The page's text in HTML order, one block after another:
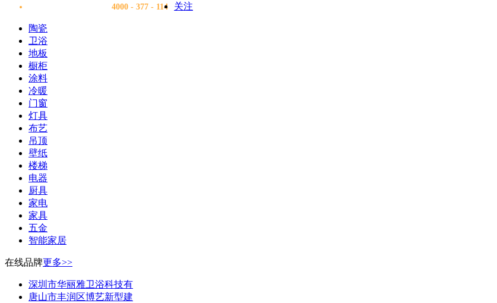
4000 - 377 - 114 关注
陶瓷
卫浴
地板
橱柜
涂料
冷暖
门窗
灯具
布艺
吊顶
壁纸
楼梯
电器
厨具
家电
家具
五金
智能家居
在线品牌更多>>
深圳市华丽雅卫浴科技有
唐山市丰润区博艺新型建